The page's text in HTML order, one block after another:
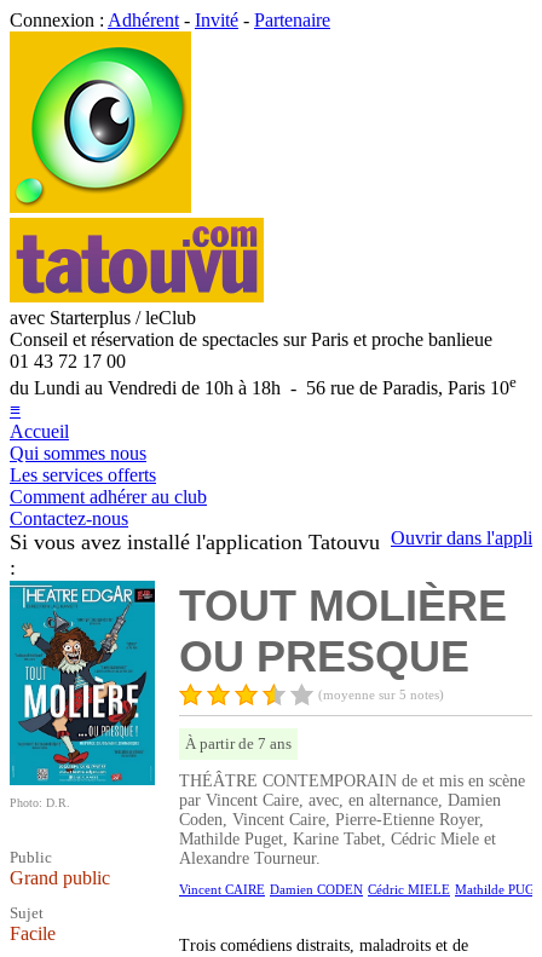
Connexion : Adhérent - Invité - Partenaire
avec Starterplus / leClub
Conseil et réservation de spectacles sur Paris et proche banlieue
01 43 72 17 00
du Lundi au Vendredi de 10h à 18h - 56 rue de Paradis, Paris 10e
≡
Accueil
Qui sommes nous
Les services offerts
Comment adhérer au club
Contactez-nous
Ouvrir dans l'appli
Si vous avez installé l'application Tatouvu
:
Photo: D.R.
Public
Grand public
Sujet
Facile
TOUT MOLIÈRE
OU PRESQUE
(moyenne sur 5 notes)
À partir de 7 ans
THÉÂTRE CONTEMPORAIN de et mis en scène
par Vincent Caire, avec, en alternance, Damien
Coden, Vincent Caire, Pierre-Etienne Royer,
Mathilde Puget, Karine Tabet, Cédric Miele et
Alexandre Tourneur.
Vincent CAIRE Damien CODEN Cédric MIELE Mathilde
Trois comédiens distraits, maladroits et de